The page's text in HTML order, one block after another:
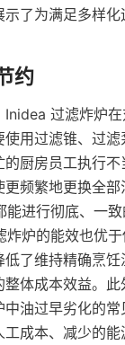
示了为满足多样
过滤炸炉
用过滤锥、过
厨房员工执行
频繁地更换全
进行彻底、一
炉的能效也优
了维持精确烹
体成本效益。
油过早劣化的
成本、减少的